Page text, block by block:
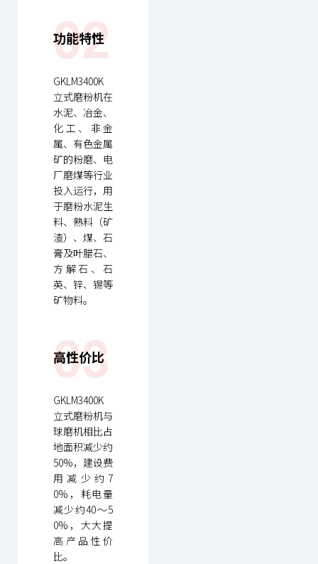
02
功能特性
GKLM3400K
立式磨粉机在
水泥、冶金、
化工、非金
属、有色金属
矿的粉磨、电
厂磨煤等行业
投入运行，用
于磨粉水泥生
料、熟料（矿
渣）、煤、石
膏及叶腊石、
方解石、石
英、锌、锡等
矿物料。
03
高性价比
GKLM3400K
立式磨粉机与
球磨机相比占
地面积减少约
50%，建设费
用减少约7
0%，耗电量
减少约40～5
0%，大大提
高产品性价
比。